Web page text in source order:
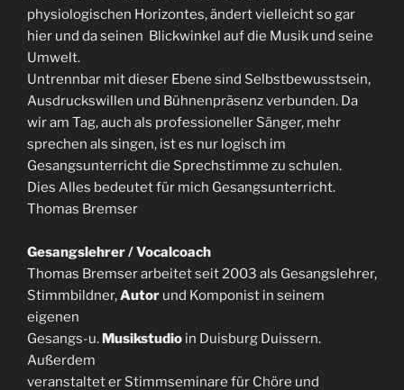
physiologischen Horizontes, ändert vielleicht so gar
hier und da seinen Blickwinkel auf die Musik und seine
Umwelt.
Untrennbar mit dieser Ebene sind Selbstbewusstsein,
Ausdruckswillen und Bühnenpräsenz verbunden. Da
wir am Tag, auch als professioneller Sänger, mehr
sprechen als singen, ist es nur logisch im
Gesangsunterricht die Sprechstimme zu schulen.
Dies Alles bedeutet für mich Gesangsunterricht.
Thomas Bremser
Gesangslehrer / Vocalcoach
Thomas Bremser arbeitet seit 2003 als Gesangslehrer,
Stimmbildner,Autor und Komponist in seinem
eigenen
Gesangs-u. Musikstudio in Duisburg Duissern.
Außerdem
veranstaltet er Stimmseminare für Chöre und